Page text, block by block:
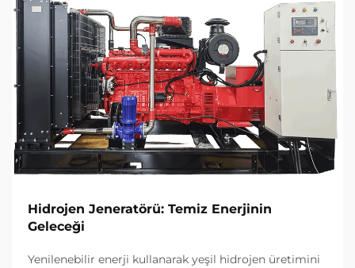
Hidrojen Jeneratörü: Temiz Enerjinin
Geleceği
Yenilenebilir enerji kullanarak yeşil hidrojen üretimini